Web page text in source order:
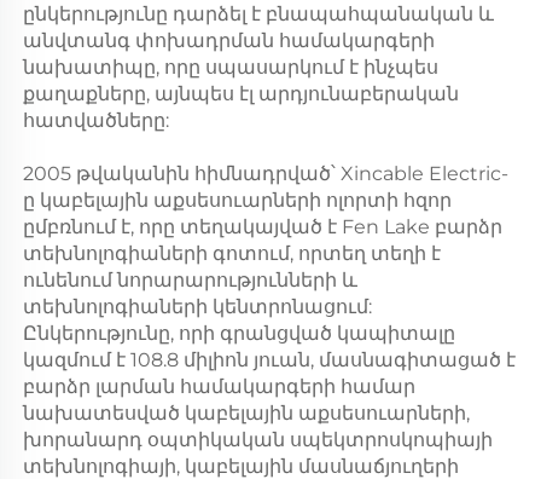
ընկերությունը դարձել է բնապահպանական և
անվտանգ փոխադրման համակարգերի
նախատիպը, որը սպասարկում է ինչպես
քաղաքները, այնպես էլ արդյունաբերական
հատվածները:
2005 թվականին հիմնադրված՝ Xincable Electric-
ը կաբելային աքսեսուարների ոլորտի հզոր
ըմբռնում է, որը տեղակայված է Fen Lake բարձր
տեխնոլոգիաների գոտում, որտեղ տեղի է
ունենում նորարարությունների և
տեխնոլոգիաների կենտրոնացում:
Ընկերությունը, որի գրանցված կապիտալը
կազմում է 108.8 միլիոն յուան, մասնագիտացած է
բարձր լարման համակարգերի համար
նախատեսված կաբելային աքսեսուարների,
խորանարդ օպտիկական սպեկտրոսկոպիայի
տեխնոլոգիայի, կաբելային մասնաճյուղերի